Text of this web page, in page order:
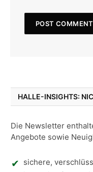
HALLE-INSIGHTS:
Die Newsletter
Angebote sowie
sichere,